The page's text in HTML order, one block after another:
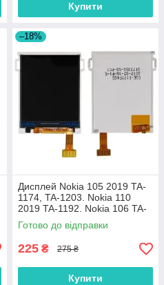
Купити
–18%
Дисплей Nokia 105 2019 TA-
1174, TA-1203. Nokia 110
2019 TA-1192. Nokia 106 TA-
1114
Готово до відправки
225 ₴ 275 ₴
Купити